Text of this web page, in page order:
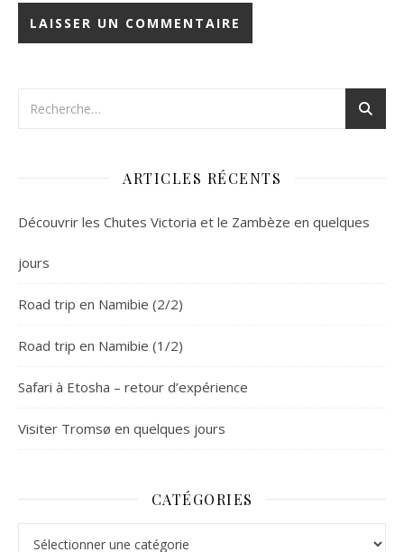
ARTICLES RÉCENTS
Découvrir les Chutes Victoria et le Zambèze en quelques
jours
Road trip en Namibie (2/2)
Road trip en Namibie (1/2)
Safari à Etosha – retour d’expérience
Visiter Tromsø en quelques jours
CATÉGORIES